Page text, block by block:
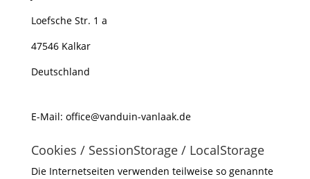
Loefsche Str. 1 a
47546 Kalkar
Deutschland
E-Mail: office@vanduin-vanlaak.de
Cookies / SessionStorage / LocalStorage
Die Internetseiten verwenden teilweise so genannte